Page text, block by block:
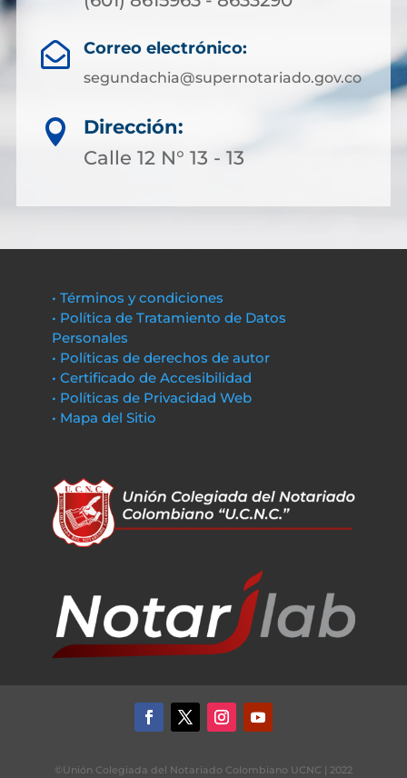
 Correo electrónico:
segundachia@supernotariado.gov.co

Dirección:
Calle 12 N° 13 - 13
• Términos y condiciones
• Política de Tratamiento de Datos
Personales
• Políticas de derechos de autor
• Certificado de Accesibilidad
• Políticas de Privacidad Web
• Mapa del Sitio
©Unión Colegiada del Notariado Colombiano UCNC | 2022